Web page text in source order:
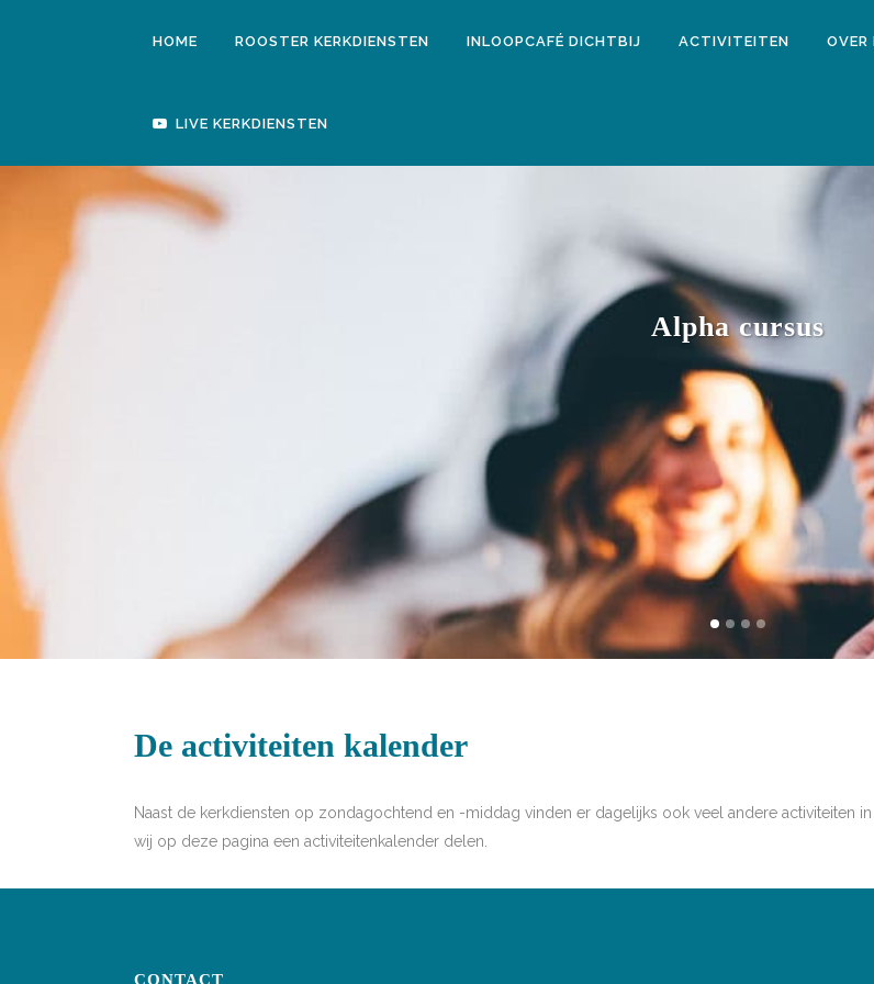
HOME ROOSTER KERKDIENSTEN INLOOPCAFÉ DICHTBIJ ACTIVITEITEN OVER
LIVE KERKDIENSTEN
Alpha cursus
De activiteiten kalender
Naast de kerkdiensten op zondagochtend en -middag vinden er dagelijks ook veel andere activiteiten
wij op deze pagina een activiteitenkalender delen.
CONTACT